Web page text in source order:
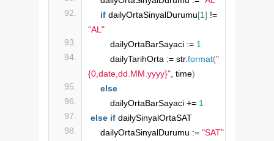
if dailyOrtaSinyalDurumu[1]
"AL"
        dailyOrtaBarSayaci :=
1
        dailyTarihOrta := str.
format("
{0,date,dd.MM.yyyy}", time)
else
        dailyOrtaBarSayaci +=
1
else if dailySinyalOrtaSAT
    dailyOrtaSinyalDurumu :=
"SAT"